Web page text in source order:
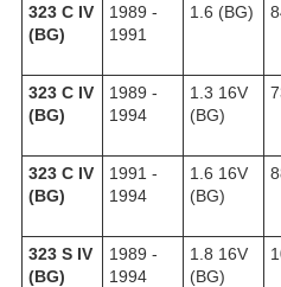
323 C IV
(BG)
1989 -
1991
1.6 (BG)
323 C IV
(BG)
1989 -
1994
1.3 16V
(BG)
323 C IV
(BG)
1991 -
1994
1.6 16V
(BG)
323 S IV
(BG)
1989 -
1994
1.8 16V
(BG)